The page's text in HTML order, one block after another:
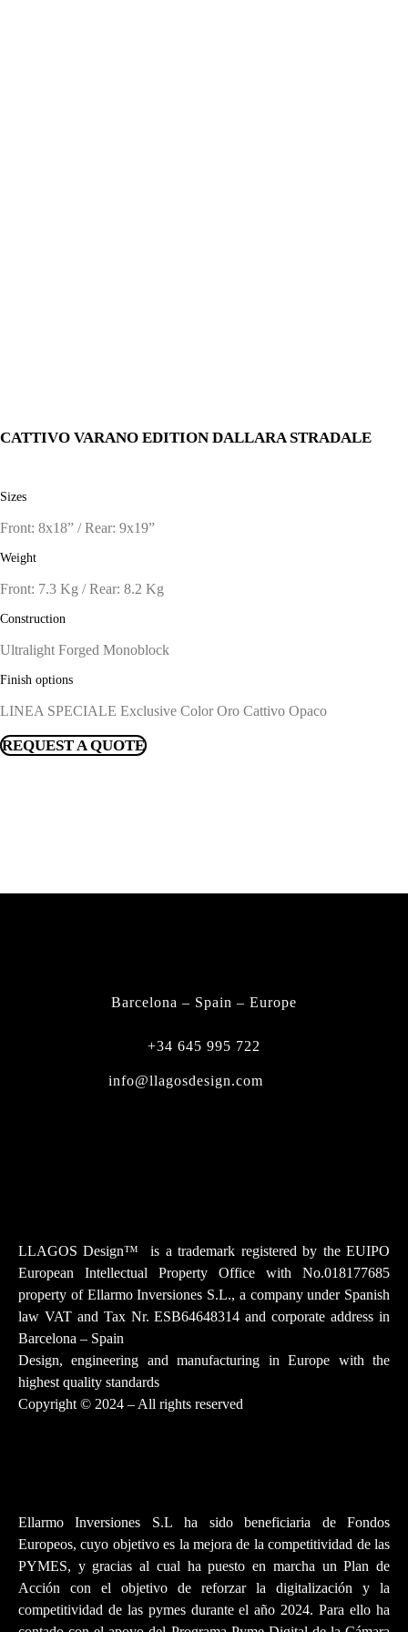
CATTIVO VARANO EDITION DALLARA STRADALE
Sizes
Front: 8x18” / Rear: 9x19”
Weight
Front: 7.3 Kg / Rear: 8.2 Kg
Construction
Ultralight Forged Monoblock
Finish options
LINEA SPECIALE Exclusive Color Oro Cattivo Opaco
REQUEST A QUOTE
Barcelona – Spain – Europe
+34 645 995 722
info@llagosdesign.com
LLAGOS Design™
is a trademark registered by the EUIPO
European Intellectual Property Office with No.018177685
property of Ellarmo Inversiones S.L., a company under Spanish
law VAT and Tax Nr. ESB64648314 and corporate address in
Barcelona – Spain
Design, engineering and manufacturing in Europe with the
highest quality standards
Copyright © 2024 – All rights reserved
Ellarmo Inversiones S.L ha sido beneficiaria de Fondos
Europeos, cuyo objetivo es la mejora de la competitividad de las
PYMES, y gracias al cual ha puesto en marcha un Plan de
Acción con el objetivo de reforzar la digitalización y la
competitividad de las pymes durante el año 2024. Para ello ha